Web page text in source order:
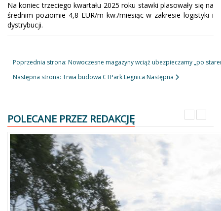
Na koniec trzeciego kwartału 2025 roku stawki plasowały się na
średnim poziomie 4,8 EUR/m kw./miesiąc w zakresie logistyki i
dystrybucji.
Poprzednia strona: Nowoczesne magazyny wciąż ubezpieczamy „po
Następna strona: Trwa budowa CTPark Legnica Następna
POLECANE PRZEZ REDAKCJĘ